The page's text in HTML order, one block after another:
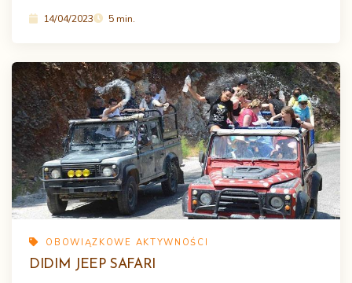
14/04/2023 5 min.
OBOWIĄZKOWE AKTYWNOŚCI
DIDIM JEEP SAFARI